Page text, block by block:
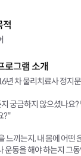
적
로그램 소개
년 차 물리치료사 정지
궁금하지 않으셨나요
?"
느끼는지, 내 몸에 어떤
운동을 해야 하는지 그